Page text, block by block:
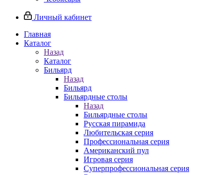
Личный кабинет
Главная
Каталог
Назад
Каталог
Бильярд
Назад
Бильярд
Бильярдные столы
Назад
Бильярдные столы
Русская пирамида
Любительская серия
Профессиональная серия
Американский пул
Игровая серия
Суперпрофессиональная серия